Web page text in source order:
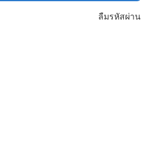
ลืมรหัสผ่าน